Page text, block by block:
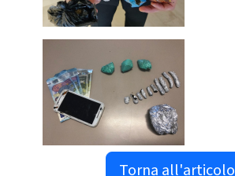
Torna all'articolo